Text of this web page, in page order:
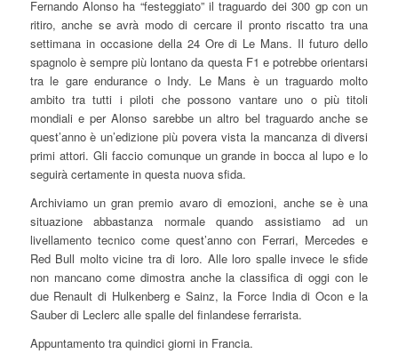
Fernando Alonso ha “festeggiato” il traguardo dei 300 gp con un
ritiro, anche se avrà modo di cercare il pronto riscatto tra una
settimana in occasione della 24 Ore di Le Mans. Il futuro dello
spagnolo è sempre più lontano da questa F1 e potrebbe orientarsi
tra le gare endurance o Indy. Le Mans è un traguardo molto
ambito tra tutti i piloti che possono vantare uno o più titoli
mondiali e per Alonso sarebbe un altro bel traguardo anche se
quest’anno è un’edizione più povera vista la mancanza di diversi
primi attori. Gli faccio comunque un grande in bocca al lupo e lo
seguirà certamente in questa nuova sfida.
Archiviamo un gran premio avaro di emozioni, anche se è una
situazione abbastanza normale quando assistiamo ad un
livellamento tecnico come quest’anno con Ferrari, Mercedes e
Red Bull molto vicine tra di loro. Alle loro spalle invece le sfide
non mancano come dimostra anche la classifica di oggi con le
due Renault di Hulkenberg e Sainz, la Force India di Ocon e la
Sauber di Leclerc alle spalle del finlandese ferrarista.
Appuntamento tra quindici giorni in Francia.